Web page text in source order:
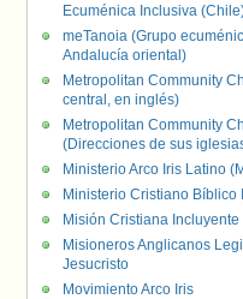
Ecuménica Inclusiva
meTanoia (Grupo
Andalucía oriental)
Metropolitan Community
central, en inglés)
Metropolitan Community
(Direcciones de sus
Ministerio Arco Iris Latino
Ministerio Cristiano Bíblico
Misión Cristiana
Misioneros Anglicanos
Jesucristo
Movimiento Arco Iris